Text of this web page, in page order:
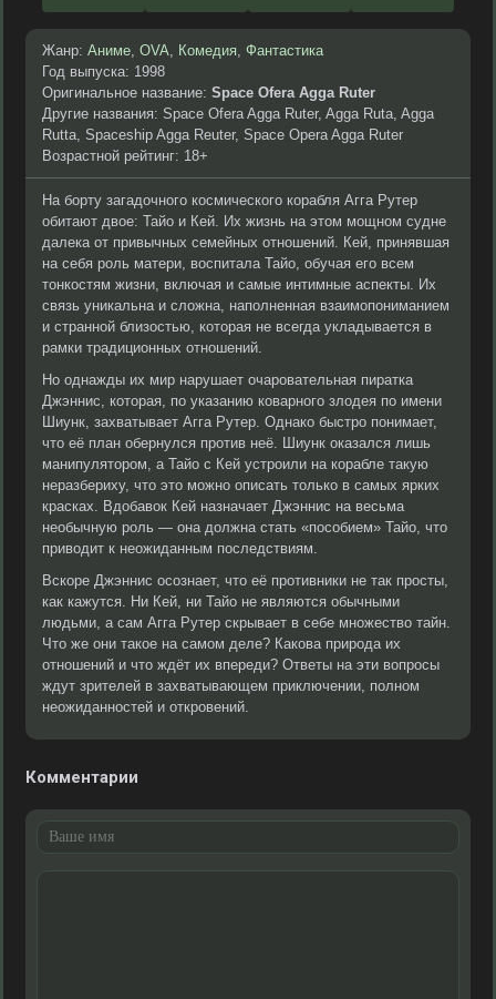
Жанр: Аниме, OVA, Комедия, Фантастика
Год выпуска: 1998
Оригинальное название: Space Ofera Agga Ruter
Другие названия: Space Ofera Agga Ruter, Agga Ruta, Agga
Rutta, Spaceship Agga Reuter, Space Opera Agga Ruter
Возрастной рейтинг: 18+
На борту загадочного космического корабля Агга Рутер
обитают двое: Тайо и Кей. Их жизнь на этом мощном судне
далека от привычных семейных отношений. Кей, принявшая
на себя роль матери, воспитала Тайо, обучая его всем
тонкостям жизни, включая и самые интимные аспекты. Их
связь уникальна и сложна, наполненная взаимопониманием
и странной близостью, которая не всегда укладывается в
рамки традиционных отношений.
Но однажды их мир нарушает очаровательная пиратка
Джэннис, которая, по указанию коварного злодея по имени
Шиунк, захватывает Агга Рутер. Однако быстро понимает,
что её план обернулся против неё. Шиунк оказался лишь
манипулятором, а Тайо с Кей устроили на корабле такую
неразбериху, что это можно описать только в самых ярких
красках. Вдобавок Кей назначает Джэннис на весьма
необычную роль — она должна стать «пособием» Тайо, что
приводит к неожиданным последствиям.
Вскоре Джэннис осознает, что её противники не так просты,
как кажутся. Ни Кей, ни Тайо не являются обычными
людьми, а сам Агга Рутер скрывает в себе множество тайн.
Что же они такое на самом деле? Какова природа их
отношений и что ждёт их впереди? Ответы на эти вопросы
ждут зрителей в захватывающем приключении, полном
неожиданностей и откровений.
Комментарии